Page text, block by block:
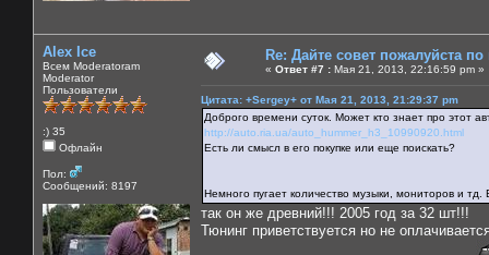
Alex Ice
Всем Moderatoram
Moderator
Пользователи
:) 35
Офлайн
Пол:
Сообщений: 8197
Re: Дайте совет пожалуйста
« Ответ #7 : Мая 21, 2013, 22:16:59 pm »
Цитата: +Sergey+ от Мая 21, 2013, 21:29:37 pm
Доброго времени суток. Может кто знает про этот
http://auto.ria.ua/auto_hummer_h3_10990920.html
Есть ли смысл в его покупке или еще поискать?
Немного пугает количество музыки, мониторов и
так он же древний!!! 2005 год за 32 шт!!!
Тюнинг приветствуется но не